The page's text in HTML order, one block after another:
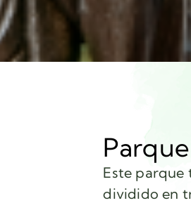
Este parque
dividido en